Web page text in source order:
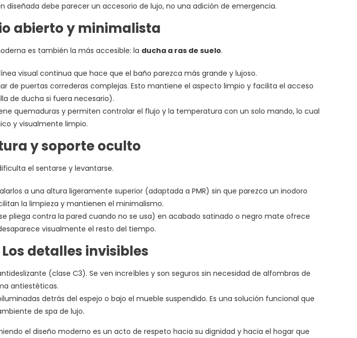
diseñada debe parecer un accesorio de lujo, no una adición de emergencia.
abierto y minimalista
es también la más accesible: la ducha a ras de suelo.
visual continua que hace que el baño parezca más grande y lujoso.
de puertas correderas complejas. Esto mantiene el aspecto limpio y facilita el acceso
de ducha si fuera necesario).
quemaduras y permiten controlar el flujo y la temperatura con un solo mando, lo cual
y visualmente limpio.
y soporte oculto
el sentarse y levantarse.
a una altura ligeramente superior (adaptada a PMR) sin que parezca un inodoro
la limpieza y mantienen el minimalismo.
pliega contra la pared cuando no se usa) en acabado satinado o negro mate ofrece
visualmente el resto del tiempo.
detalles invisibles
(clase C3). Se ven increíbles y son seguros sin necesidad de alfombras de
antiestéticas.
detrás del espejo o bajo el mueble suspendido. Es una solución funcional que
de spa de lujo.
el diseño moderno es un acto de respeto hacia su dignidad y hacia el hogar que